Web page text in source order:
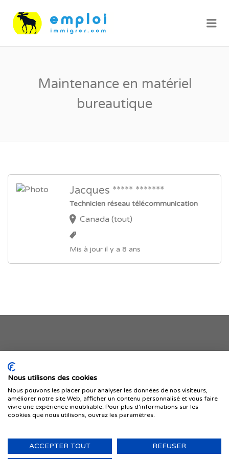
Maintenance en matériel
bureautique
Jacques ***** *******
Technicien réseau télécommunication
Canada (tout)
Mis à jour il y a 8 ans
Je publie mon offre
© 1999-2026 IMMIGRER.COM INC. — TOUS DROITS RÉSERVÉS
Nous utilisons des cookies
Nous pouvons les placer pour analyser les données de nos visiteurs,
améliorer notre site Web, afficher un contenu personnalisé et vous faire
vivre une expérience inoubliable. Pour plus d'informations sur les
cookies que nous utilisons, ouvrez les paramètres.
ACCEPTER TOUT REFUSER